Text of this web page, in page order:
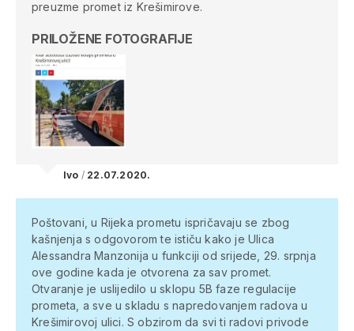
preuzme promet iz Krešimirove.
PRILOŽENE FOTOGRAFIJE
Ivo / 22.07.2020.
Poštovani, u Rijeka prometu ispričavaju se zbog
kašnjenja s odgovorom te ističu kako je Ulica
Alessandra Manzonija u funkciji od srijede, 29. srpnja
ove godine kada je otvorena za sav promet.
Otvaranje je uslijedilo u sklopu 5B faze regulacije
prometa, a sve u skladu s napredovanjem radova u
Krešimirovoj ulici. S obzirom da svi ti radovi privode